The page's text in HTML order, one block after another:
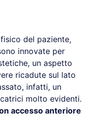
del paziente,
innovate per
un aspetto
ricadute sul lato
infatti, un
molto evidenti.
accesso anteriore